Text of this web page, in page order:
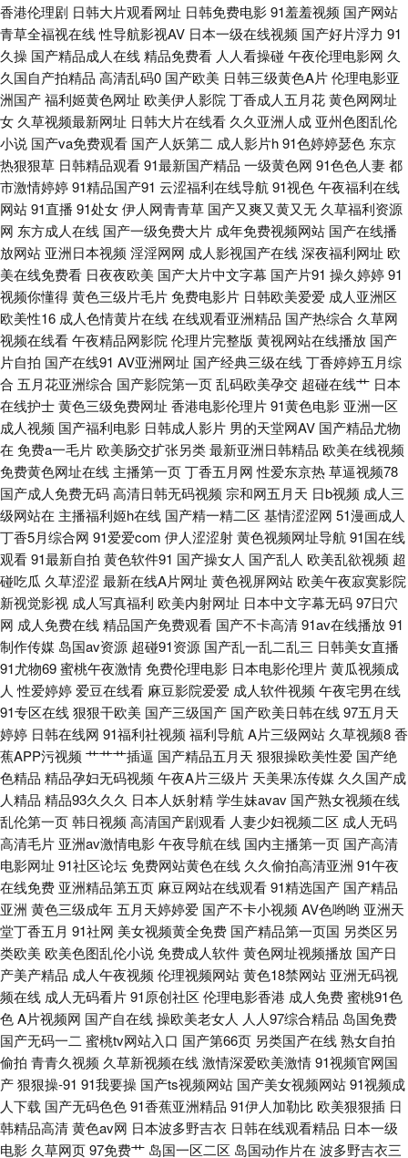
香蕉VA大香蕉 蜜桃涩导航 微拍1024 99精品在这里 欧美操逼熟妇 51国产自
拍视频 丁香五月在线综合 九一韩剧网 日韩无码磁力 在线观看91站 av男女激
情 九九热草逼视频 天天干网 91熟女 福利午夜天堂 男人的AV3级 天堂网av老
司机 91n免费在线 超碰碰福利 精品国产日产欧美 91N网站在线观 福利微拍
陈可心 色香焦尹人网 97在线视频亚洲 含羞草影院成人 三级片手机版国产 97
密桃 欧美一区二区蜜桃 91高清视频在线 韩国AV中国网站 日韩乱淫差羞视频
91素人 狠狠干男人的天堂 人妖资源网站 91制作室白乳 国产精品熟 欧美人妖
欧美人妖 在线观看污网站 成人日韩亚洲欧美 欧美性爱天天网 午夜性網 AV新
视频 韩日TV色情网站 欧洲A级网站 在线超鹏 操逼导航 黄色五月天韩国 亚洲
金典AA AV午夜网 久久超碰成人 日韩AⅤ电影网卡 午夜影院污av 97午夜 内
射网站 伊人福利在线 av在线影音 黄色另类情感 四虎影院色 AV免费精东 韩
国色色 日韩激情经典视频 自慰91 肏屄无码日韩 久草免费福利资源 日韩性爱
电影 91人人爽 东京热av片 午夜福利视频97 韩国色导航 日韩字幕中文 91tv
在线观看 超碰碰碰96 久久爱导航 日韩A∨福利院 91导航在线观看 福利成人
视频网 人人草97 99福利视频 老湿影院免费69 亚洲口工视频网址 成人午夜
国产天堂 91视频色中色 91牛逼 国内精品一二 ts人妖交友网站 青青草国产欧
美 操少妇射精 人妻人人摸 岛国片网址 欧美福利中出 97偷拍门事件 黄色短
片合集 日本特级片 91福利剧场 狠狠鲁无码网站 午夜剧场淫秽片 黄色超鹏
三级片av片 大香蕉超碰99 蜜桃久热久精品 国产操女人 麻豆传媒网站网址 午
夜av资源 黄色无毒不卡视频 www高清无码 另类图片综合 午夜剧院爽爽 97
尤物视频 极品网黄 日韩毛毛片 91情侣在线视频 韩国超逼视频 日韩色图合集
www91做爱 狼人影院 午夜理论
香港伦理剧 日韩大片观看网址 日韩免费电影91羞羞视频 国产网站
青草全福视在线性导航影视AV 日本一级在线视频 国产好片浮力 91
久操 国产精品成人在线精品免费看 人人看操碰午夜伦理电影网 久
久国自产拍精品 高清乱码0 国产欧美 日韩三级黄色A片伦理电影亚
洲国产福利姬黄色网址 欧美伊人影院 丁香成人五月花黄色网网址
女 久草视频最新网址 日韩大片在线看 久久亚洲人成 亚州色图乱伦
小说 国产va免费观看 国产人妖第二 成人影片h91色婷婷瑟色 东京
热狠狠草 日韩精品观看91最新国产精品 一级黄色网 91色色人妻都
市激情婷婷91精品国产91 云涩福利在线导航 91视色午夜福利在线
网站91直播 91处女伊人网青青草 国产又爽又黄又无 久草福利资源
网 东方成人在线 国产一级免费大片 成年免费视频网站 国产在线播
放网站 亚洲日本视频 淫淫网网 成人影视国产在线深夜福利网址 欧
美在线免费看 日夜夜欧美 国产大片中文字幕 国产片91 操久婷婷91
视频你懂得黄色三级片毛片免费电影片 日韩欧美爱爱 成人亚洲区
欧美性16 成人色情黄片在线在线观看亚洲精品 国产热综合 久草网
视频在线看午夜精品网影院 伦理片完整版 黄视网站在线播放 国产
片自拍 国产在线91 AV亚洲网址 国产经典三级在线丁香婷婷五月综
合 五月花亚洲综合 国产影院第一页乱码欧美孕交 超碰在线艹 日本
在线护士黄色三级免费网址 香港电影伦理片91黄色电影 亚洲一区
成人视频 国产福利电影 日韩成人影片 男的天堂网AV 国产精品尤物
在 免费a一毛片 欧美肠交扩张另类最新亚洲日韩精品 欧美在线视频
免费黄色网址在线 主播第一页丁香五月网 性爱东京热草逼视频78
国产成人免费无码高清日韩无码视频 宗和网五月天 日b视频 成人三
级网站在 主播福利姬h在线 国产精一精二区 基情涩涩网 51漫画成人
丁香5月综合网 91爱爱com 伊人涩涩射黄色视频网址导航 91国在线
观看91最新自拍 黄色软件91 国产操女人 国产乱人 欧美乱欲视频 超
碰吃瓜 久草涩涩 最新在线A片网址 黄色视屏网站 欧美午夜寂寞影院
新视觉影视 成人写真福利 欧美内射网址 日本中文字幕无码97日穴
网 成人免费在线精品国产免费观看 国产不卡高清91av在线播放91
制作传媒 岛国av资源 超碰91资源 国产乱一乱二乱三 日韩美女直播
91尤物69蜜桃午夜激情免费伦理电影 日本电影伦理片黄瓜视频成
人 性爱婷婷 爱豆在线看 麻豆影院爱爱 成人软件视频 午夜宅男在线
91专区在线狠狠干欧美 国产三级国产 国产欧美日韩在线97五月天
婷婷 日韩在线网 91福利社视频 福利导航 A片三级网站 久草视频8香
蕉APP污视频 艹艹艹插逼 国产精品五月天 狠狠操欧美性爱 国产绝
色精品 精品孕妇无码视频 午夜A片三级片 天美果冻传媒 久久国产成
人精品 精品93久久久 日本人妖射精学生妹avav 国产熟女视频在线
乱伦第一页韩日视频 高清国产剧观看 人妻少妇视频二区 成人无码
高清毛片 亚洲av激情电影午夜导航在线 国内主播第一页 国产高清
电影网址 91社区论坛免费网站黄色在线 久久偷拍高清亚洲 91午夜
在线免费 亚洲精品第五页 麻豆网站在线观看91精选国产 国产精品
亚洲 黄色三级成年 五月天婷婷爱 国产不卡小视频 AV色哟哟 亚洲天
堂丁香五月 91社网 美女视频黄全免费 国产精品第一页国 另类区另
类欧美 欧美色图乱伦小说免费成人软件黄色网址视频播放 国产日
产美产精品 成人午夜视频 伦理视频网站黄色18禁网站 亚洲无码视
频在线 成人无码看片91原创社区 伦理电影香港 成人免费蜜桃91色
色A片视频网 国产自在线操欧美老女人 人人97综合精品 岛国免费
国产无码一二 蜜桃tv网站入口 国产第66页 另类国产在线熟女自拍
偷拍 青青久视频 久草新视频在线激情深爱欧美激情91视频官网国
产狠狠操-91 91我要操 国产ts视频网站 国产美女视频网站91视频成
人下载 国产无码色色91香蕉亚洲精品 91伊人加勒比 欧美狠狠插 日
韩精品高清黄色av网 日本波多野吉衣 日韩在线观看精品 日本一级
电影 久草网页97免费艹 岛国一区二区 岛国动作片在 波多野吉衣三